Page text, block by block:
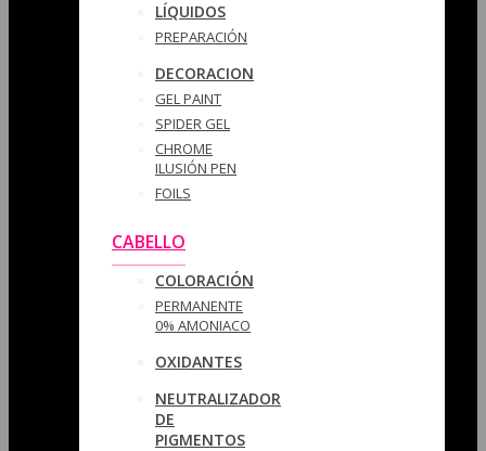
LÍQUIDOS
PREPARACIÓN
DECORACION
GEL PAINT
SPIDER GEL
CHROME
ILUSIÓN PEN
FOILS
CABELLO
COLORACIÓN
PERMANENTE
0% AMONIACO
OXIDANTES
NEUTRALIZADOR
DE
PIGMENTOS